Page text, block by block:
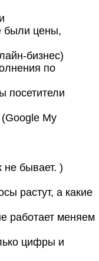
были цены,
бизнес)
по
посетители
My
не бывает. )
растут, а какие
работает меняем
цифры и